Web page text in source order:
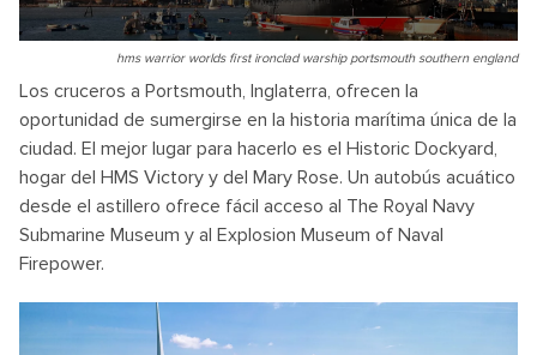
hms warrior worlds first ironclad warship portsmouth southern england
Los cruceros a Portsmouth, Inglaterra, ofrecen la
oportunidad de sumergirse en la historia marítima única de la
ciudad. El mejor lugar para hacerlo es el Historic Dockyard,
hogar del HMS Victory y del Mary Rose. Un autobús acuático
desde el astillero ofrece fácil acceso al The Royal Navy
Submarine Museum y al Explosion Museum of Naval
Firepower.